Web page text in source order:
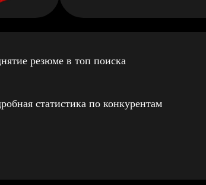
резюме в топ поиска
статистика по конкурентам